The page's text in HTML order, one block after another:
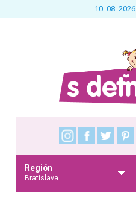
10. 08. 2026
Región
Bratislava